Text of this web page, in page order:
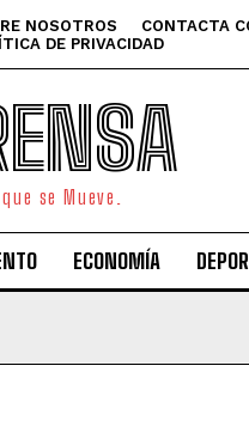
NOSOTROS CONTACTA
DE PRIVACIDAD
se Mueve.
ECONOMÍA